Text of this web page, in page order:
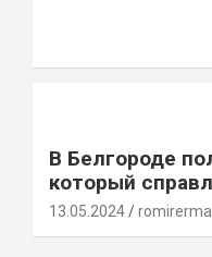
В Белгороде
который
13.05.2024 romirerma